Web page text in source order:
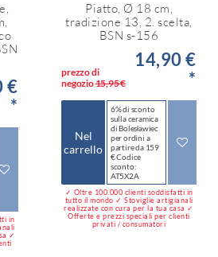
€
*
in
✓
Piatto, Ø 18 cm,
tradizione 13, 2. scelta,
BSN s-156
prezzo di
negozio15,95 €
14,90 €
*
Nel
carrello
6% di sconto
sulla ceramica
di Bolesławiec
per ordini a
partire da 159
€ Codice
sconto:
AT5X2A
✓ Oltre 100.000 clienti soddisfatti in
tutto il mondo ✓ Stoviglie artigianali
realizzate con cura per la tua casa ✓
Offerte e prezzi speciali per clienti
privati / consumatori